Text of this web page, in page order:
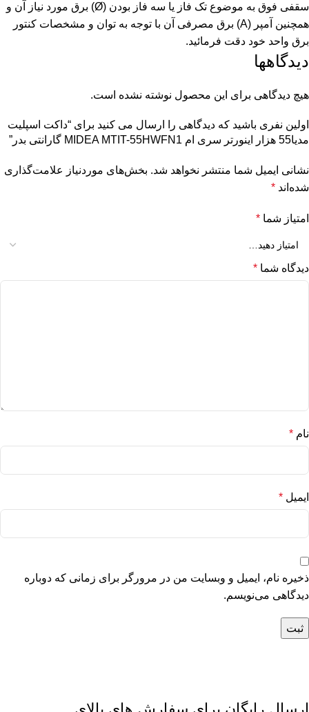
سقفی فوق به موضوع تک فاز یا سه فاز بودن (Ø) برق مورد نیاز آن و
همچنین آمپر (A) برق مصرفی آن با توجه به توان و مشخصات کنتور
برق واحد خود دقت فرمائید.
دیدگاهها
هیچ دیدگاهی برای این محصول نوشته نشده است.
اولین نفری باشید که دیدگاهی را ارسال می کنید برای “داکت اسپلیت
مدیا55 هزار اینورتر سری ام MIDEA MTIT-55HWFN1 گارانتی بدر”
نشانی ایمیل شما منتشر نخواهد شد. بخش‌های موردنیاز علامت‌گذاری
شده‌اند *
امتیاز شما *
دیدگاه شما *
نام *
ایمیل *
ذخیره نام، ایمیل و وبسایت من در مرورگر برای زمانی که دوباره
دیدگاهی می‌نویسم.